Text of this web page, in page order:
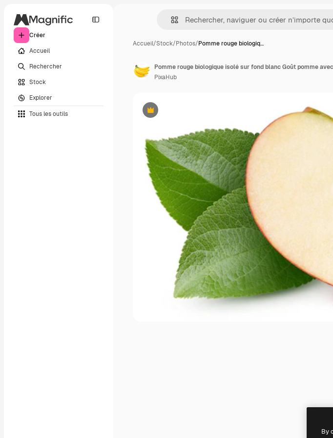
Créer
Accueil
Rechercher
Stock
Explorer
Tous les outils
Accueil/Stock/Photos/Pomme rouge biologiq…
Premium
PixaHub
By